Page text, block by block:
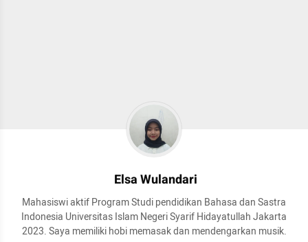
Elsa Wulandari
Mahasiswi aktif Program Studi pendidikan Bahasa dan Sastra
Indonesia Universitas Islam Negeri Syarif Hidayatullah Jakarta
2023. Saya memiliki hobi memasak dan mendengarkan musik.